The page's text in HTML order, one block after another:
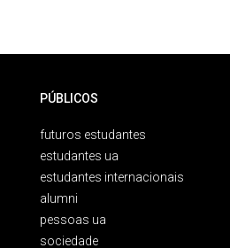
PÚBLICOS
futuros estudantes
estudantes ua
estudantes internacionais
alumni
pessoas ua
sociedade